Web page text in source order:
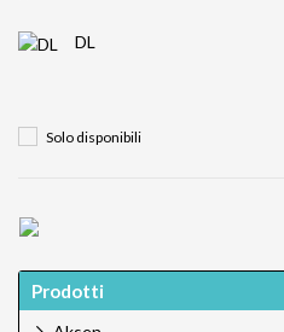
DL
Solo disponibili
Prodotti